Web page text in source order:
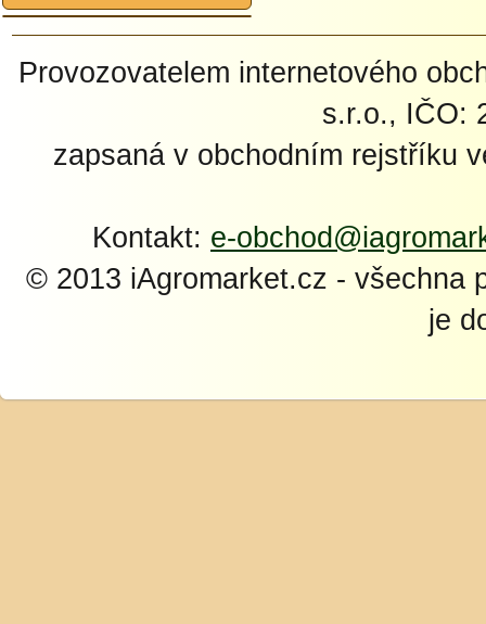
Provozovatelem internetového
s.r.o., IČO:
zapsaná v obchodním rejstříku
Kontakt: e-
© 2013 iAgromarket.cz - všechna
je